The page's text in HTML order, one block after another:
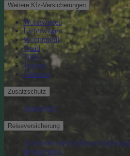
Weitere Kfz-Versicherungen
Wohnwagen
Lieferwagen
Wohnmobil
Quad
Trike
Traktor
Oldtimer
Zusatzschutz
Schutzbrief
Reiseversicherung
Auslandsreisekrankenversicherung
Reisegepäck